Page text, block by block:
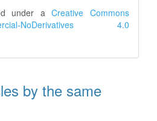
under aCreative Commons
NoDerivatives 4.0
by the same